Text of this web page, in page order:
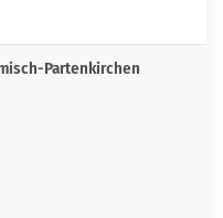
Partenkirchen